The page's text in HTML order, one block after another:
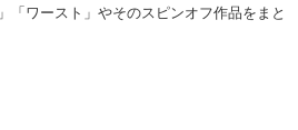
「ワースト」やそのスピンオフ作品をまと